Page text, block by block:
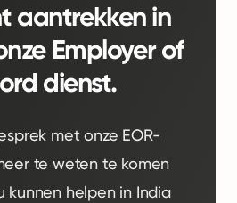
aantrekken in
Employer of
dienst.
met onze EOR-
te weten te komen
kunnen helpen in India